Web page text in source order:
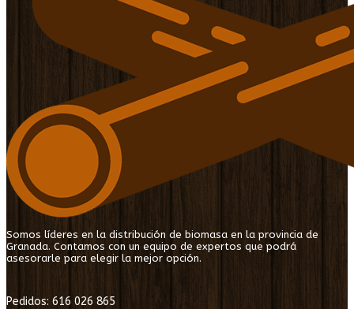
Somos líderes en la distribución de biomasa en la provincia de
Granada. Contamos con un equipo de expertos que podrá
asesorarle para elegir la mejor opción.
Pedidos: 616 026 865